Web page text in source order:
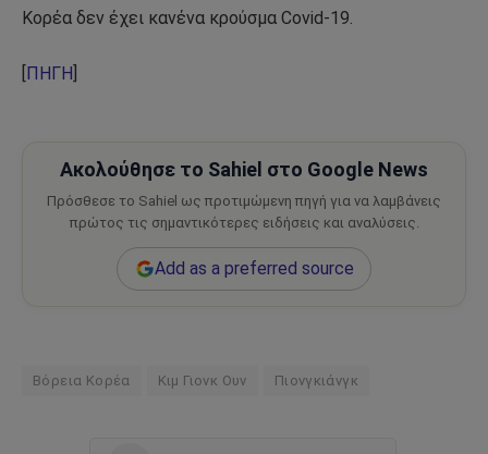
Κορέα δεν έχει κανένα κρούσμα Covid-19.
ΠΗΓΗ
Ακολούθησε το Sahiel στο Google News
Πρόσθεσε το Sahiel ως προτιμώμενη πηγή για να λαμβάνεις
πρώτος τις σημαντικότερες ειδήσεις και αναλύσεις.
Add as a preferred source
Βόρεια Κορέα Κιμ Γιονκ Ουν Πιονγκιάνγκ